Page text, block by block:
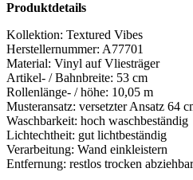
Produktdetails
Kollektion: Textured Vibes
Herstellernummer: A77701
Material: Vinyl auf Vliesträger
Artikel- / Bahnbreite: 53 cm
Rollenlänge- / höhe: 10,05 m
Musteransatz: versetzter Ansatz 64
Waschbarkeit: hoch waschbeständig
Lichtechtheit: gut lichtbeständig
Verarbeitung: Wand einkleistern
Entfernung: restlos trocken abziehbar